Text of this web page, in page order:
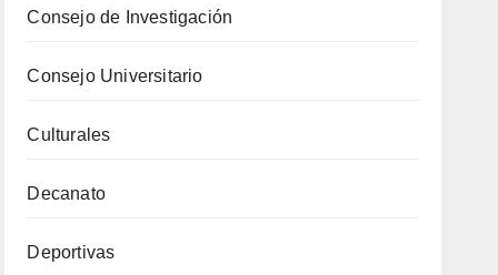
Consejo de Investigación
Consejo Universitario
Culturales
Decanato
Deportivas